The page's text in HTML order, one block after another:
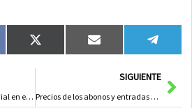
Compartir
en
X
(Twitter)
Compartir
en
Email
en
Programa de educación vial en el colegio
SIGUIENTE
Precios de los abonos y entradas para la piscina municipal